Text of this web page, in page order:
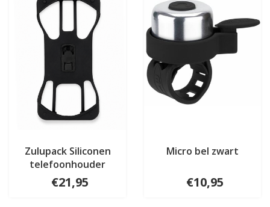
Zulupack Siliconen
telefoonhouder
€21,95
Micro bel zwart
€10,95